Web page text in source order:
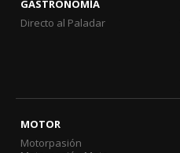
GASTRONOMÍA
Directo al Paladar
MOTOR
Motorpasión